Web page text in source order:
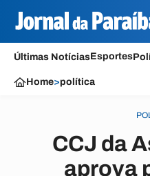
Últimas NotíciasEsportes
Home>política
CCJ da
aprova